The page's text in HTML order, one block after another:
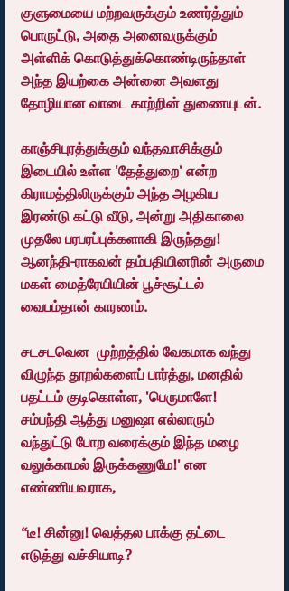
குளுமையை மற்றவருக்கும் உணர்த்தும்
பொருட்டு, அதை அனைவருக்கும்
அள்ளிக் கொடுத்துக்கொண்டிருந்தாள்
அந்த இயற்கை அன்னை அவளது
தோழியான வாடை காற்றின் துணையுடன்.
காஞ்சிபுரத்துக்கும் வந்தவாசிக்கும்
இடையில் உள்ள 'தேத்துறை' என்ற
கிராமத்திலிருக்கும் அந்த அழகிய
இரண்டு கட்டு வீடு, அன்று அதிகாலை
முதலே பரபரப்புக்களாகி இருந்தது!
ஆனந்தி-ராகவன் தம்பதியினரின் அருமை
மகள் மைத்ரேயியின் பூச்சூட்டல்
வைபம்தான் காரணம்.
சடசடவென  முற்றத்தில் வேகமாக வந்து
விழுந்த தூறல்களைப் பார்த்து, மனதில்
பதட்டம் குடிகொள்ள, 'பெருமாளே!
சம்பந்தி ஆத்து மனுஷா எல்லாரும்
வந்துட்டு போற வரைக்கும் இந்த மழை
வலுக்காமல் இருக்கணுமே!' என
எண்ணியவராக,
“டீ! சின்னு! வெத்தல பாக்கு தட்டை
எடுத்து வச்சியாடி?